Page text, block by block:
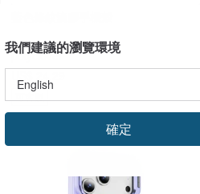
polyclover
我們建議的瀏覽環境
確定